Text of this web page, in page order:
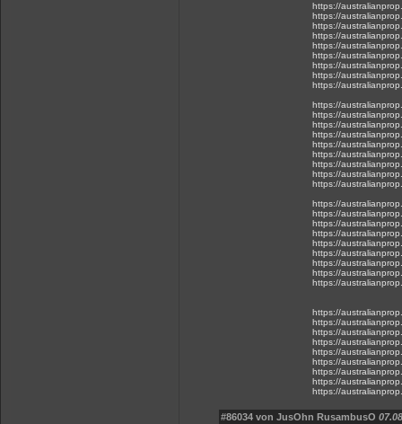
https://
https://
https://
https://
https://
https://
https://
https://
https://
https://
https://
https://
https://
https://
https://
https://
https://
https://
https://
https://
https://
https://
https://
https://
https://
https://
https://
https://
https://
https://
https://
https://
https://
https://
https://
https://
#86034 von JusOhn RusambusO